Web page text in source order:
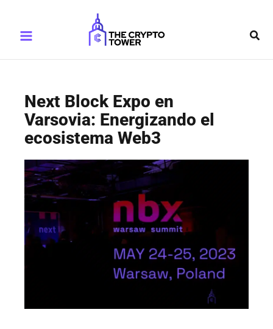
contenido
Menu
Next Block Expo en
Varsovia: Energizando el
ecosistema Web3